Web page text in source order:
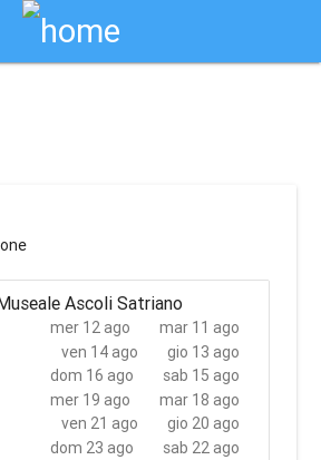
Ascoli Satriano
mar 11 ago
mer 12 ago
gio 13 ago
ven 14 ago
sab 15 ago
dom 16 ago
mar 18 ago
mer 19 ago
gio 20 ago
ven 21 ago
sab 22 ago
dom 23 ago